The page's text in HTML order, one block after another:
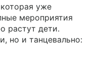
уже
мероприятия
растут дети.
но и танцевально: